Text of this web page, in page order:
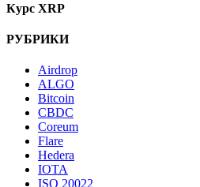
Курс XRP
РУБРИКИ
Airdrop
ALGO
Bitcoin
CBDC
Coreum
Flare
Hedera
IOTA
ISO 20022